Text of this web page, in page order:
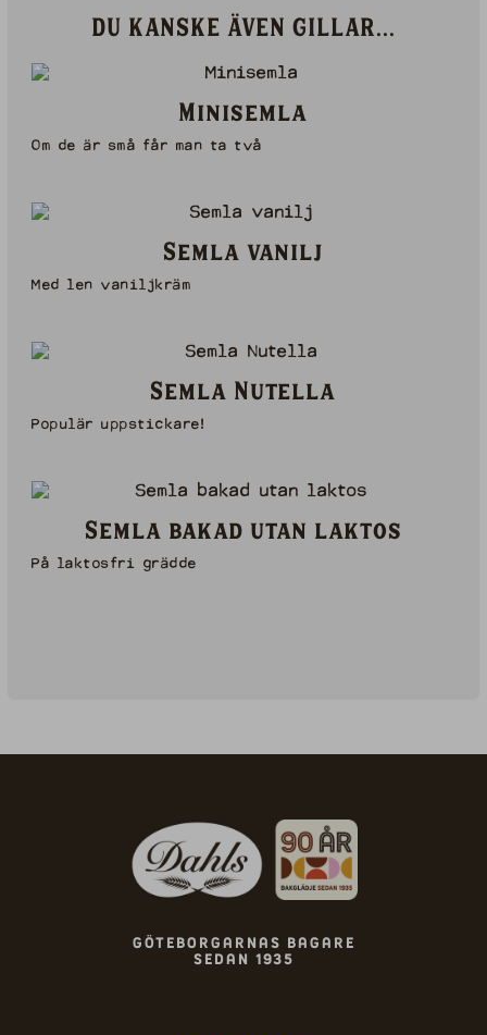
DU KANSKE ÄVEN GILLAR...
Minisemla
Om de är små får man ta två
Semla vanilj
Med len vaniljkräm
Semla Nutella
Populär uppstickare!
Semla bakad utan laktos
På laktosfri grädde
Göteborgarnas bagare
sedan 1935